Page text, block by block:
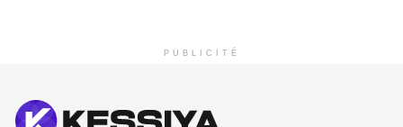
PUBLICITÉ